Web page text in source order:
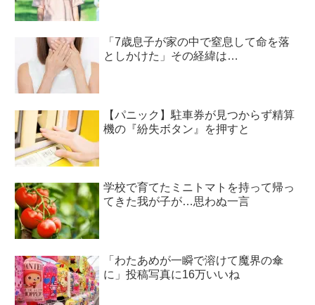
「7歳息子が家の中で窒息して命を落
としかけた」その経緯は…
【パニック】駐車券が見つからず精算
機の『紛失ボタン』を押すと
学校で育てたミニトマトを持って帰っ
てきた我が子が…思わぬ一言
「わたあめが一瞬で溶けて魔界の傘
に」投稿写真に16万いいね